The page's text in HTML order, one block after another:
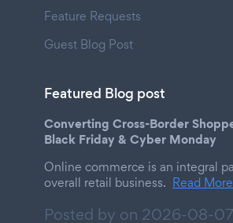
Feature Requests
Guest Blog Post
Featured Blog post
Converting Cross-Border
Black Friday & Cyber Monday
Online commerce is an integral
overall retail business. Read More
Posted by on 2026-08-07